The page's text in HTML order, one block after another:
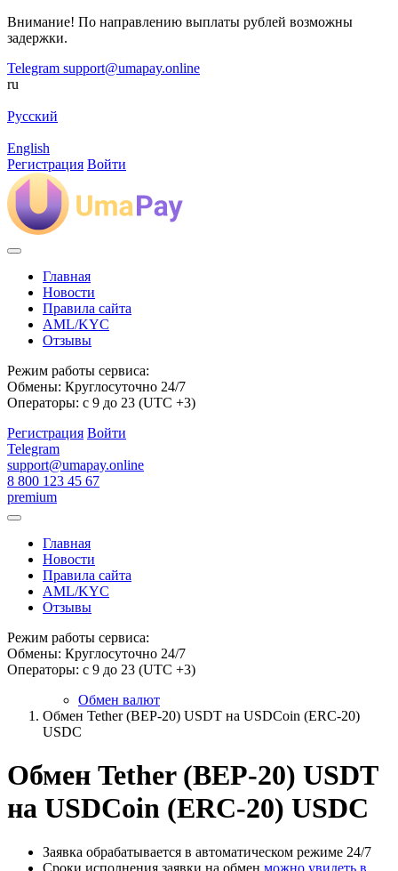
Внимание! По направлению выплаты рублей возможны
задержки.
Telegram support@umapay.online
ru
Русский
English
Регистрация Войти
Главная
Новости
Правила сайта
AML/KYC
Отзывы
Режим работы сервиса:
Обмены: Круглосуточно 24/7
Операторы: с 9 до 23 (UTC +3)
Регистрация Войти
Telegram
support@umapay.online
8 800 123 45 67
premium
Главная
Новости
Правила сайта
AML/KYC
Отзывы
Режим работы сервиса:
Обмены: Круглосуточно 24/7
Операторы: с 9 до 23 (UTC +3)
Обмен валют
Обмен Tether (BEP-20) USDT на USDCoin (ERC-20)
USDC
Обмен Tether (BEP-20) USDT
на USDCoin (ERC-20) USDC
Заявка обрабатывается в автоматическом режиме 24/7
Сроки исполнения заявки на обмен можно увидеть в